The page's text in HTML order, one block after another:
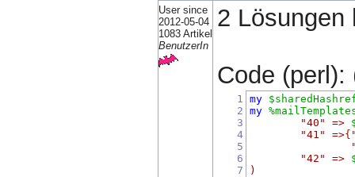
User since
2012-05-04
1083 Artikel
BenutzerIn
2 Lösungen
Code (perl):
1
2
3
4
5
6
7
my
my
"40"
=>
"41"
=>{
"42"
=>
)